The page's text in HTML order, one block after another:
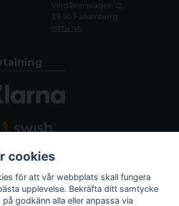
Vindåkersvägen 12,
311 50 Falkenberg
Hitta hit
cookies
för att vår webbplats skall fungera
upplevelse. Bekräfta ditt samtycke
godkänn alla eller anpassa via